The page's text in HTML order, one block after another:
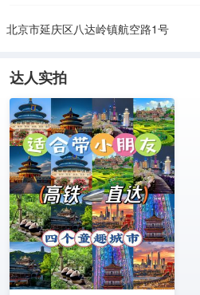
北京市延庆区八达岭镇航空路1号
达人实拍